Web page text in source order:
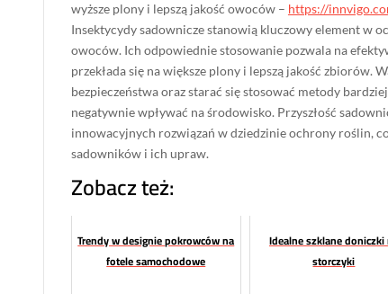
wyższe plony i lepszą jakość owoców – https://
Insektycydy sadownicze stanowią kluczowy element w
owoców. Ich odpowiednie stosowanie pozwala na
przekłada się na większe plony i lepszą jakość zbiorów.
bezpieczeństwa oraz starać się stosować metody
negatywnie wpływać na środowisko. Przyszłość
innowacyjnych rozwiązań w dziedzinie ochrony roślin,
sadowników i ich upraw.
Zobacz też:
Trendy w designie pokrowców na
fotele samochodowe
Idealne szklane doniczki
storczyki